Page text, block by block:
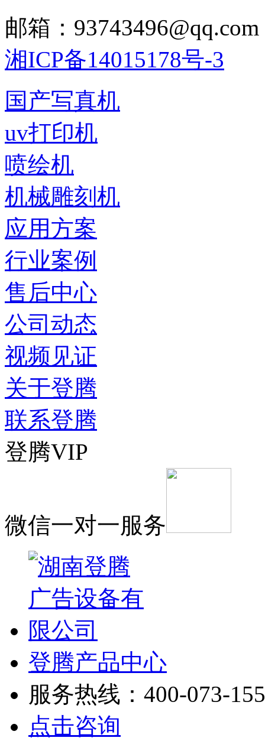
邮箱：93743496@qq.com
湘ICP备14015178号-3
国产写真机
uv打印机
喷绘机
机械雕刻机
应用方案
行业案例
售后中心
公司动态
视频见证
关于登腾
联系登腾
登腾VIP
微信一对一服务
登腾产品中心
服务热线：400-073-
点击咨询